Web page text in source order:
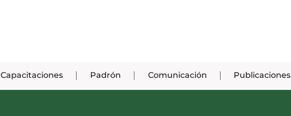
Capacitaciones Padrón Comunicación Publicaciones